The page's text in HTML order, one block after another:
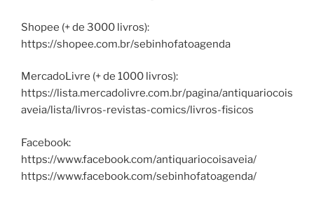
Shopee (+ de 3000 livros):
https://shopee.com.br/sebinhofatoagenda
MercadoLivre (+ de 1000 livros):
https://lista.mercadolivre.com.br/pagina/antiquariocois
aveia/lista/livros-revistas-comics/livros-fisicos
Facebook:
https://www.facebook.com/antiquariocoisaveia/
https://www.facebook.com/sebinhofatoagenda/